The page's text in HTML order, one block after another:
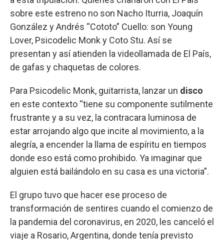
sobre este estreno no son Nacho Iturria, Joaquín
González y Andrés “Cototo” Cuello: son Young
Lover, Psicodelic Monk y Coto Stu. Así se
presentan y así atienden la videollamada de El País,
de gafas y chaquetas de colores.
Para Psicodelic Monk, guitarrista, lanzar un disco
en este contexto “tiene su componente sutilmente
frustrante y a su vez, la contracara luminosa de
estar arrojando algo que incite al movimiento, a la
alegría, a encender la llama de espíritu en tiempos
donde eso está como prohibido. Ya imaginar que
alguien está bailándolo en su casa es una victoria”.
El grupo tuvo que hacer ese proceso de
transformación de sentires cuando el comienzo de
la pandemia del coronavirus, en 2020, les canceló el
viaje a Rosario, Argentina, donde tenía previsto